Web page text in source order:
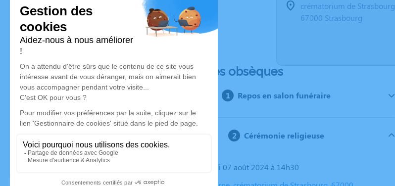
crématorium de Strasbourg
67000 Strasbourg
Déroulé des obsèques
Repos en salon funéraire
Cérémonie religieuse
Le mercredi 07 août 2024 à 14h30